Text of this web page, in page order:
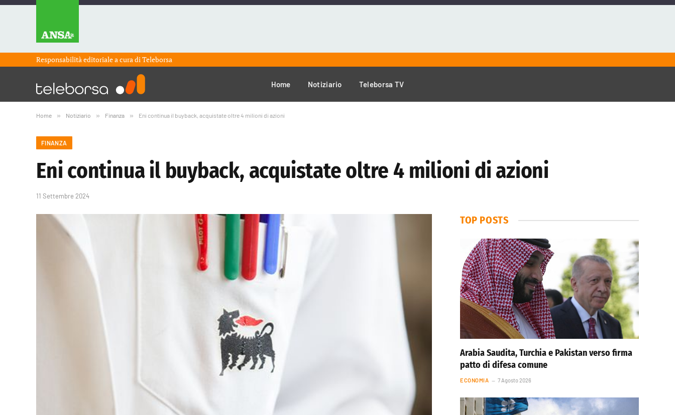
Responsabilità editoriale a cura diTeleborsa
Home Notiziario Teleborsa TV
Home » Notiziario » Finanza » Eni continua il buyback, acquistate oltre 4 milioni di azioni
FINANZA
Eni continua il buyback, acquistate oltre 4 milioni di azioni
11 Settembre 2024
TOP POSTS
Arabia Saudita, Turchia e Pakistan verso firma
patto di difesa comune
ECONOMIA 7 Agosto 2026